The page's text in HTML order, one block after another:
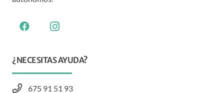
¿NECESITAS AYUDA?
675 91 51 93